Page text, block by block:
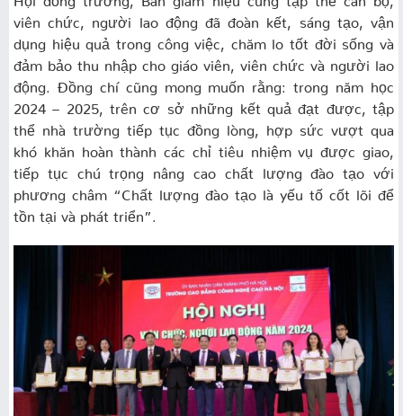
viên chức, người lao động đã đoàn kết, sáng tạo, vận
dụng hiệu quả trong công việc, chăm lo tốt đời sống và
đảm bảo thu nhập cho giáo viên, viên chức và người lao
động. Đồng chí cũng mong muốn rằng: trong năm học
2024 – 2025, trên cơ sở những kết quả đạt được, tập
thể nhà trường tiếp tục đồng lòng, hợp sức vượt qua
khó khăn hoàn thành các chỉ tiêu nhiệm vụ được giao,
tiếp tục chú trọng nâng cao chất lượng đào tạo với
phương châm “Chất lượng đào tạo là yếu tố cốt lõi để
tồn tại và phát triển”.